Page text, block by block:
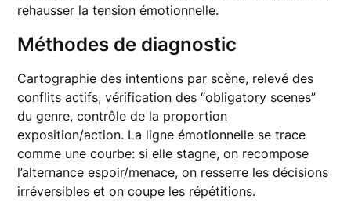
rehausser la tension émotionnelle.
Méthodes de diagnostic
Cartographie des intentions par scène, relevé des
conflits actifs, vérification des “obligatory scenes”
du genre, contrôle de la proportion
exposition/action. La ligne émotionnelle se trace
comme une courbe: si elle stagne, on recompose
l’alternance espoir/menace, on resserre les décisions
irréversibles et on coupe les répétitions.